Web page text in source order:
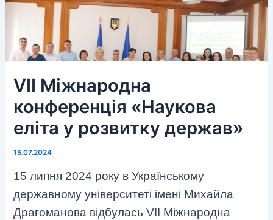
VII Міжнародна
конференція «Наукова
еліта у розвитку держав»
15.07.2024
15 липня 2024 року в Українському
державному університеті імені Михайла
Драгоманова відбулась VII Міжнародна